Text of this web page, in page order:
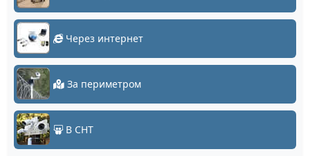
Через интернет
За периметром
В СНТ